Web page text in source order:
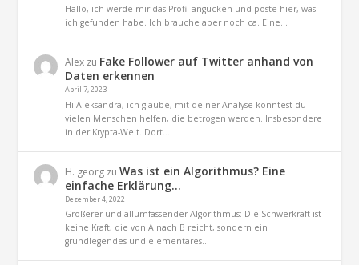
Hallo, ich werde mir das Profil angucken und poste hier, was
ich gefunden habe. Ich brauche aber noch ca. Eine…
Alex zu Fake Follower auf Twitter anhand von
Daten erkennen
April 7, 2023
Hi Aleksandra, ich glaube, mit deiner Analyse könntest du
vielen Menschen helfen, die betrogen werden. Insbesondere
in der Krypta-Welt. Dort…
H. georg zuWas ist ein Algorithmus? Eine
einfache Erklärung…
Dezember 4, 2022
Größerer und allumfassender Algorithmus: Die Schwerkraft ist
keine Kraft, die von A nach B reicht, sondern ein
grundlegendes und elementares…